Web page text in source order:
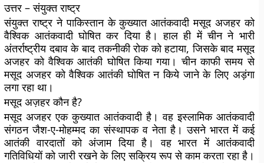
उत्तर – संयुक्त राष्ट्र
संयुक्त राष्ट्र ने पाकिस्तान के कुख्यात आतंकवादी मसूद अजहर को
वैश्विक आतंकवादी घोषित कर दिया है। हाल ही में चीन ने भारी
अंतर्राष्ट्रीय दबाव के बाद तकनीकी रोक को हटाया, जिसके बाद मसूद
अजहर को वैश्विक आतंकी घोषित किया गया। चीन काफी समय से
मसूद अजहर को वैश्विक आतंकी घोषित न किये जाने के लिए अड़ंगा
लगा रहा था।
मसूद अज़हर कौन है?
मसूद अजहर एक कुख्यात आतंकवादी है। वह इस्लामिक आतंकवादी
संगठन जैश-ए-मोहम्मद का संस्थापक व नेता है। उसने भारत में कई
आतंकी वारदातों को अंजाम दिया है। वह भारत में आतंकवादी
गतिविधियों को जारी रखने के लिए सक्रिय रूप से काम करता रहा है।